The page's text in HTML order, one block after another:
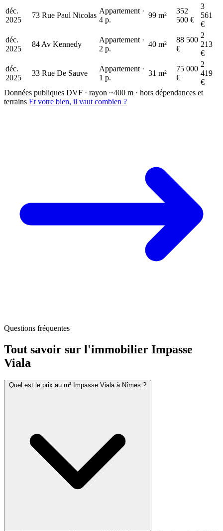
déc.
2025
73 Rue Paul Nicolas
Appartement ·
4 p.
99 m²
352
500 €
3
561
€
déc.
2025
84 Av Kennedy
Appartement ·
2 p.
40 m²
88 500
€
2
213
€
déc.
2025
33 Rue De Sauve
Appartement ·
1 p.
31 m²
75 000
€
2
419
€
Données publiques DVF · rayon ~400 m · hors dépendances et
terrains Et votre bien, il vaut combien ?
Questions fréquentes
Tout savoir sur l'immobilier Impasse
Viala
Quel est le prix au m² Impasse Viala à Nîmes ?